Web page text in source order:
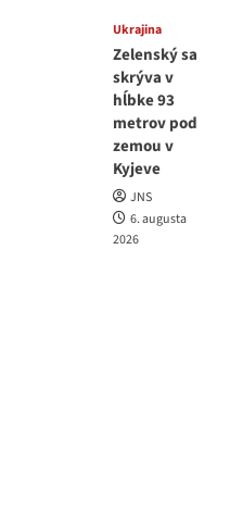
Ukrajina
Zelenský sa
skrýva v
hĺbke 93
metrov pod
zemou v
Kyjeve
JNS
6. augusta
2026